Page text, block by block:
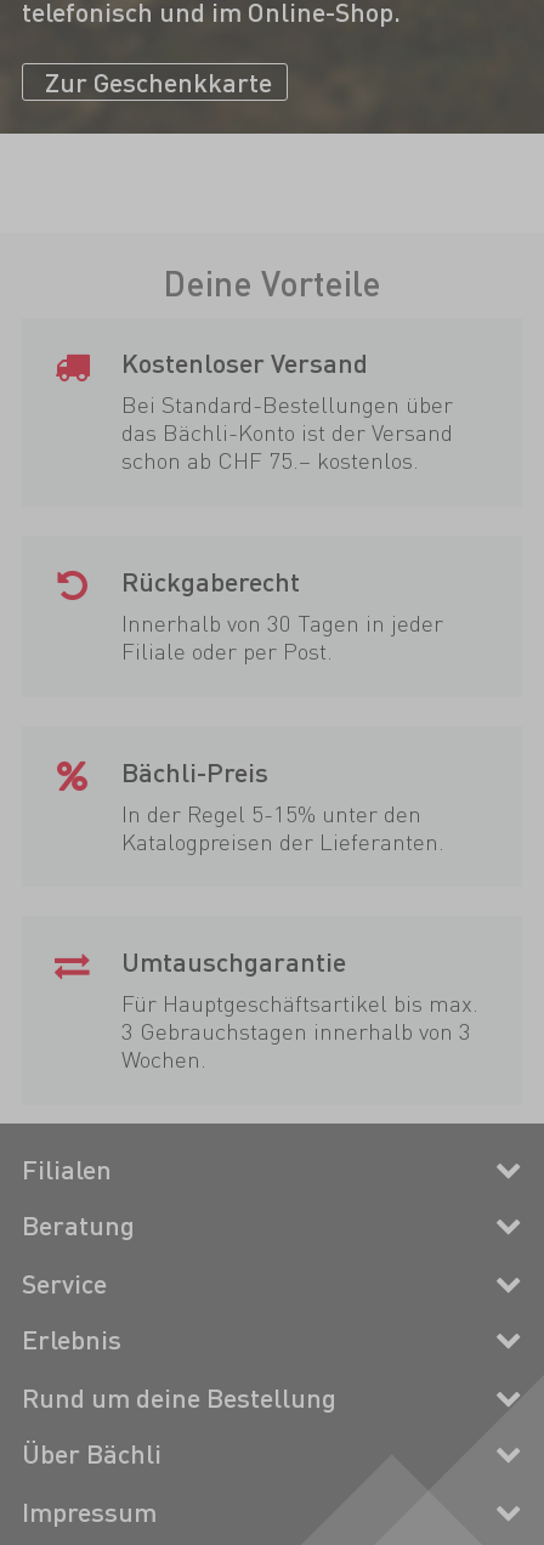
telefonisch und im Online-Shop.
Zur Geschenkkarte
Deine Vorteile
Kostenloser Versand
Bei Standard-Bestellungen über
das Bächli-Konto ist der Versand
schon ab CHF 75.– kostenlos.
Rückgaberecht
Innerhalb von 30 Tagen in jeder
Filiale oder per Post.
Bächli-Preis
In der Regel 5-15% unter den
Katalogpreisen der Lieferanten.
Umtauschgarantie
Für Hauptgeschäftsartikel bis max.
3 Gebrauchstagen innerhalb von 3
Wochen.
Filialen
Beratung
Service
Erlebnis
Rund um deine Bestellung
Über Bächli
Impressum